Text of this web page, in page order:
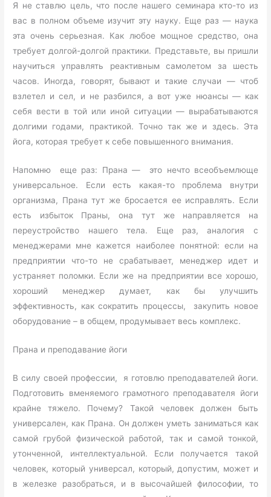
Я не ставлю цель, что после нашего семинара кто-то из
вас в полном объеме изучит эту науку. Еще раз — наука
эта очень серьезная. Как любое мощное средство, она
требует долгой-долгой практики. Представьте, вы пришли
научиться управлять реактивным самолетом за шесть
часов. Иногда, говорят, бывают и такие случаи — чтоб
взлетел и сел, и не разбился, а вот уже нюансы — как
себя вести в той или иной ситуации — вырабатываются
долгими годами, практикой. Точно так же и здесь. Эта
йога, которая требует к себе повышенного внимания.
Напомню еще раз: Прана — это нечто всеобъемлюще
универсальное. Если есть какая-то проблема внутри
организма, Прана тут же бросается ее исправлять. Если
есть избыток Праны, она тут же направляется на
переустройство нашего тела. Еще раз, аналогия с
менеджерами мне кажется наиболее понятной: если на
предприятии что-то не срабатывает, менеджер идет и
устраняет поломки. Если же на предприятии все хорошо,
хороший менеджер думает, как бы улучшить
эффективность, как сократить процессы, закупить новое
оборудование – в общем, продумывает весь комплекс.
Прана и преподавание йоги
В силу своей профессии, я готовлю преподавателей йоги.
Подготовить вменяемого грамотного преподавателя йоги
крайне тяжело. Почему? Такой человек должен быть
универсален, как Прана. Он должен уметь заниматься как
самой грубой физической работой, так и самой тонкой,
утонченной, интеллектуальной. Если получается такой
человек, который универсал, который, допустим, может и
в железке разобраться, и в высочайшей философии, то